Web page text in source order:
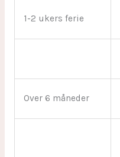
1-2 ukers ferie
Over 6 måneder